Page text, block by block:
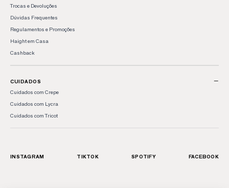
Trocas e Devoluções
Dúvidas Frequentes
Regulamentos e Promoções
Haight em Casa
Cashback
CUIDADOS −
Cuidados com Crepe
Cuidados com Lycra
Cuidados com Tricot
INSTAGRAM TIKTOK SPOTIFY FACEBOOK